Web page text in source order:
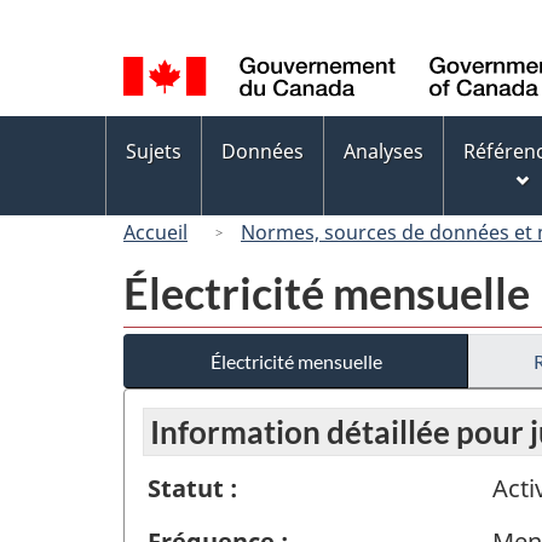
de
la
langue
des
Sujets Données Analyses
Accueil Normes, sources de données et
Électricité mensuelle
Électricité mensuelle
Information détaillée pour
Statut :